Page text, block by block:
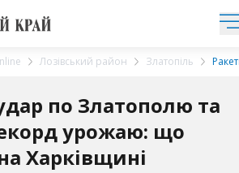
Лозівський район Златопіль
по Златополю та
урожаю: що
Харківщині